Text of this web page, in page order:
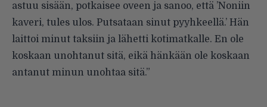
astuu sisään, potkaisee oveen ja sanoo, että ’Noniin
kaveri, tules ulos. Putsataan sinut pyyhkeellä.’ Hän
laittoi minut taksiin ja lähetti kotimatkalle. En ole
koskaan unohtanut sitä, eikä hänkään ole koskaan
antanut minun unohtaa sitä.”